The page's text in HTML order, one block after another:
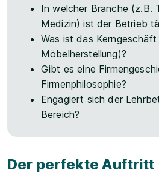
In welcher Branche (z.B.
Medizin) ist der Betrieb
Was ist das
Möbelherstellung)?
Gibt es eine
Firmenphilosophie?
Engagiert sich der
Bereich?
Der perfekte Auftritt